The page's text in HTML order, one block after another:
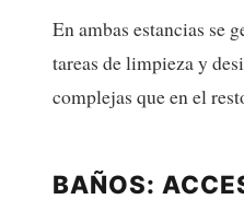
En ambas estancias se
tareas de limpieza y
complejas que en el
BAÑOS: